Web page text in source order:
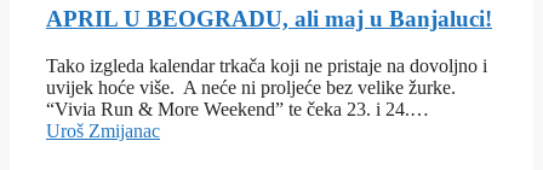
APRIL U BEOGRADU, ali maj u Banjaluci!
Tako izgleda kalendar trkača koji ne pristaje na dovoljno i
uvijek hoće više. A neće ni proljeće bez velike žurke.
“Vivia Run & More Weekend” te čeka 23. i 24.…
Uroš Zmijanac